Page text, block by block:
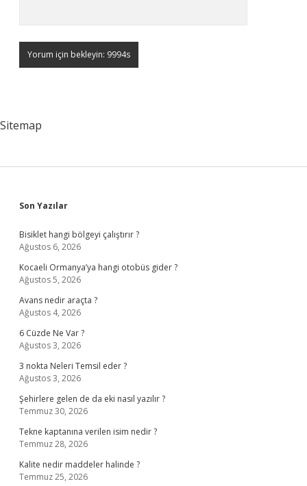
Sitemap
Sidebar
Son Yazılar
Bisiklet hangi bölgeyi çalıştırır ?
Ağustos 6, 2026
Kocaeli Ormanya’ya hangi otobüs gider ?
Ağustos 5, 2026
Avans nedir araçta ?
Ağustos 4, 2026
6 Cüzde Ne Var ?
Ağustos 3, 2026
3 nokta Neleri Temsil eder ?
Ağustos 3, 2026
Şehirlere gelen de da eki nasıl yazılır ?
Temmuz 30, 2026
Tekne kaptanına verilen isim nedir ?
Temmuz 28, 2026
Kalite nedir maddeler halinde ?
Temmuz 25, 2026